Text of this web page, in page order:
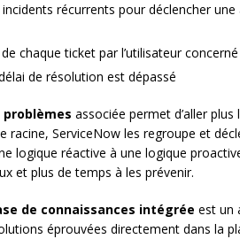
récurrents pour déclencher une
chaque ticket par l’utilisateur concerné
de résolution est dépassé
associée permet d’aller plus
racine, ServiceNow les regroupe et
logique réactive à une logique
et plus de temps à les prévenir.
de connaissances intégrée est un
éprouvées directement dans la